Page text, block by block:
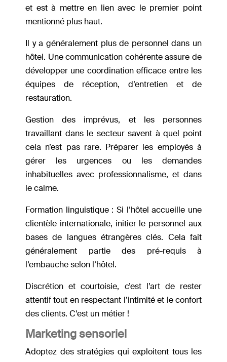
et est à mettre en lien avec le premier point
mentionné plus haut.
Il y a généralement plus de personnel dans un
hôtel. Une communication cohérente assure de
développer une coordination efficace entre les
équipes de réception, d’entretien et de
restauration.
Gestion des imprévus, et les personnes
travaillant dans le secteur savent à quel point
cela n’est pas rare. Préparer les employés à
gérer les urgences ou les demandes
inhabituelles avec professionnalisme, et dans
le calme.
Formation linguistique : Si l’hôtel accueille une
clientèle internationale, initier le personnel aux
bases de langues étrangères clés. Cela fait
généralement partie des pré-requis à
l’embauche selon l’hôtel.
Discrétion et courtoisie, c’est l’art de rester
attentif tout en respectant l’intimité et le confort
des clients. C’est un métier !
Marketing sensoriel
Adoptez des stratégies qui exploitent tous les